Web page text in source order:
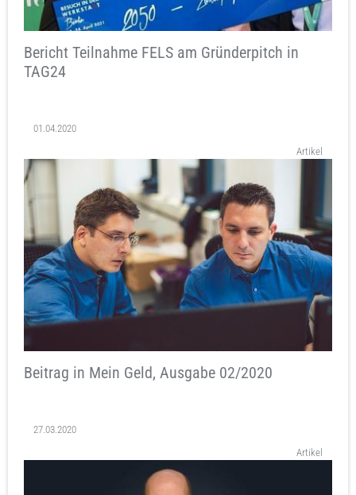
Bericht Teilnahme FELS am Gründerpitch in
TAG24
01.04.2020
Artikel
Beitrag in Mein Geld, Ausgabe 02/2020
27.03.2020
Artikel